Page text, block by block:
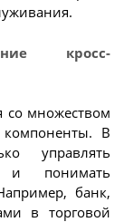
кросс-
со множеством
В
управлять
и понимать
банк,
в торговой